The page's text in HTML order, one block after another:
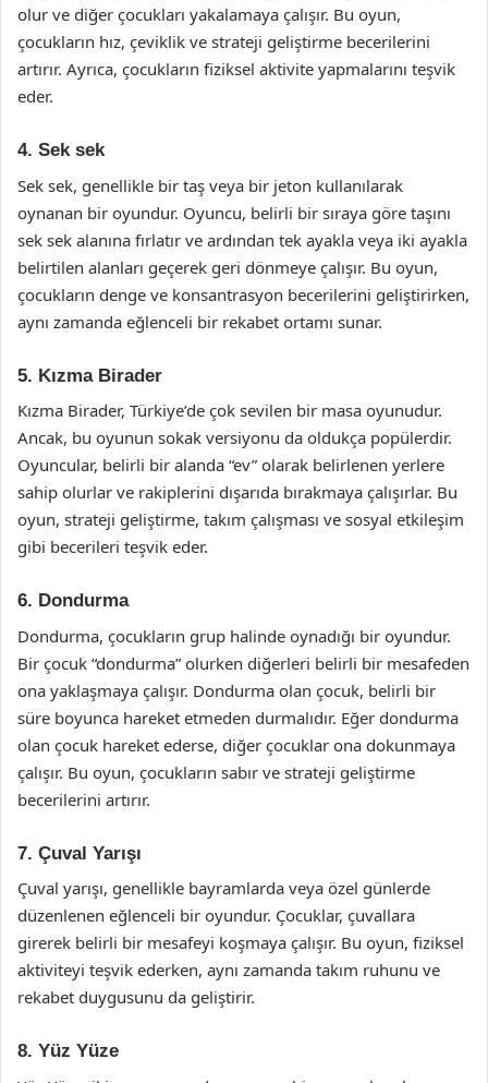
olur ve diğer çocukları yakalamaya çalışır. Bu oyun,
çocukların hız, çeviklik ve strateji geliştirme becerilerini
artırır. Ayrıca, çocukların fiziksel aktivite yapmalarını teşvik
eder.
4. Sek sek
Sek sek, genellikle bir taş veya bir jeton kullanılarak
oynanan bir oyundur. Oyuncu, belirli bir sıraya göre taşını
sek sek alanına fırlatır ve ardından tek ayakla veya iki ayakla
belirtilen alanları geçerek geri dönmeye çalışır. Bu oyun,
çocukların denge ve konsantrasyon becerilerini geliştirirken,
aynı zamanda eğlenceli bir rekabet ortamı sunar.
5. Kızma Birader
Kızma Birader, Türkiye’de çok sevilen bir masa oyunudur.
Ancak, bu oyunun sokak versiyonu da oldukça popülerdir.
Oyuncular, belirli bir alanda “ev” olarak belirlenen yerlere
sahip olurlar ve rakiplerini dışarıda bırakmaya çalışırlar. Bu
oyun, strateji geliştirme, takım çalışması ve sosyal etkileşim
gibi becerileri teşvik eder.
6. Dondurma
Dondurma, çocukların grup halinde oynadığı bir oyundur.
Bir çocuk “dondurma” olurken diğerleri belirli bir mesafeden
ona yaklaşmaya çalışır. Dondurma olan çocuk, belirli bir
süre boyunca hareket etmeden durmalıdır. Eğer dondurma
olan çocuk hareket ederse, diğer çocuklar ona dokunmaya
çalışır. Bu oyun, çocukların sabır ve strateji geliştirme
becerilerini artırır.
7. Çuval Yarışı
Çuval yarışı, genellikle bayramlarda veya özel günlerde
düzenlenen eğlenceli bir oyundur. Çocuklar, çuvallara
girerek belirli bir mesafeyi koşmaya çalışır. Bu oyun, fiziksel
aktiviteyi teşvik ederken, aynı zamanda takım ruhunu ve
rekabet duygusunu da geliştirir.
8. Yüz Yüze